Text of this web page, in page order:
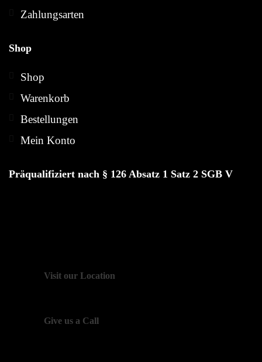
Zahlungsarten
Shop
Shop
Warenkorb
Bestellungen
Mein Konto
Präqualifiziert nach § 126 Absatz 1 Satz 2 SGB V
Visit our Location
Give us a Call